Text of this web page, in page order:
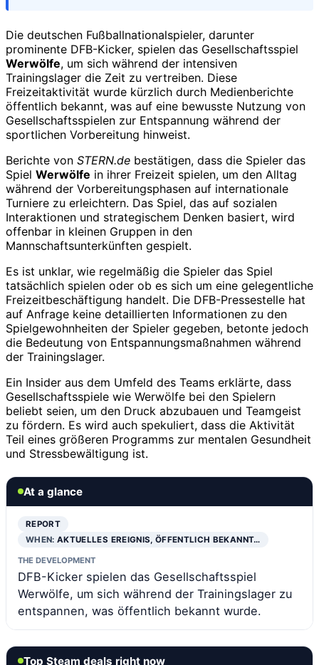
Die deutschen Fußballnationalspieler, darunter
prominente DFB-Kicker, spielen das Gesellschaftsspiel
Werwölfe, um sich während der intensiven
Trainingslager die Zeit zu vertreiben. Diese
Freizeitaktivität wurde kürzlich durch Medienberichte
öffentlich bekannt, was auf eine bewusste Nutzung von
Gesellschaftsspielen zur Entspannung während der
sportlichen Vorbereitung hinweist.
Berichte von STERN.de bestätigen, dass die Spieler das
Spiel Werwölfe in ihrer Freizeit spielen, um den Alltag
während der Vorbereitungsphasen auf internationale
Turniere zu erleichtern. Das Spiel, das auf sozialen
Interaktionen und strategischem Denken basiert, wird
offenbar in kleinen Gruppen in den
Mannschaftsunterkünften gespielt.
Es ist unklar, wie regelmäßig die Spieler das Spiel
tatsächlich spielen oder ob es sich um eine gelegentliche
Freizeitbeschäftigung handelt. Die DFB-Pressestelle hat
auf Anfrage keine detaillierten Informationen zu den
Spielgewohnheiten der Spieler gegeben, betonte jedoch
die Bedeutung von Entspannungsmaßnahmen während
der Trainingslager.
Ein Insider aus dem Umfeld des Teams erklärte, dass
Gesellschaftsspiele wie Werwölfe bei den Spielern
beliebt seien, um den Druck abzubauen und Teamgeist
zu fördern. Es wird auch spekuliert, dass die Aktivität
Teil eines größeren Programms zur mentalen Gesundheit
und Stressbewältigung ist.
At a glance
REPORT
WHEN:AKTUELLES EREIGNIS, ÖFFENTLICH BEKANNT…
THE DEVELOPMENT
DFB-Kicker spielen das Gesellschaftsspiel
Werwölfe, um sich während der Trainingslager zu
entspannen, was öffentlich bekannt wurde.
Top Steam deals right now